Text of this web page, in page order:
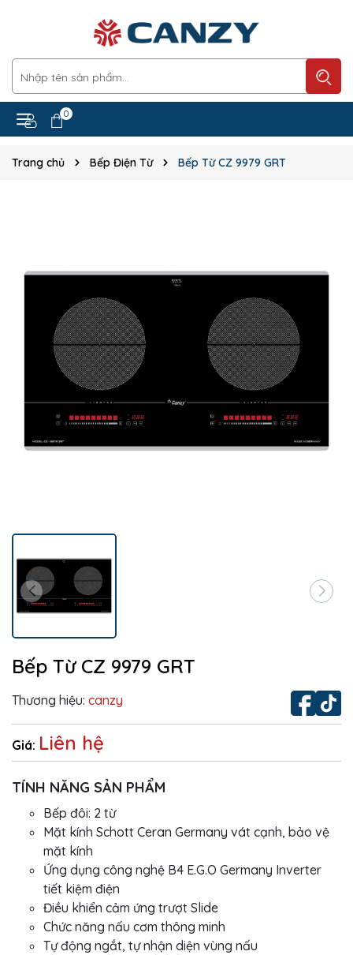
0
Trang chủ Bếp Điện Từ Bếp Từ CZ 9979 GRT
Bếp Từ CZ 9979 GRT
Thương hiệu: canzy
Giá: Liên hệ
TÍNH NĂNG SẢN PHẨM
Bếp đôi: 2 từ
Mặt kính Schott Ceran Germany vát cạnh, bảo vệ
mặt kính
Ứng dụng công nghệ B4 E.G.O Germany Inverter
tiết kiệm điện
Điều khiển cảm ứng trượt Slide
Chức năng nấu cơm thông minh
Tự động ngắt, tự nhận diện vùng nấu